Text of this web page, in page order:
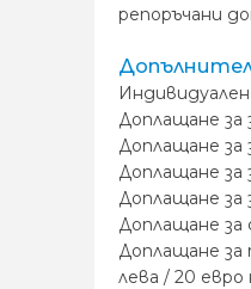
репоръчани
Доплащане за
Доплащане за
Доплащане за
Доплащане за
Доплащане за
Доплащане
лева / 20 евро